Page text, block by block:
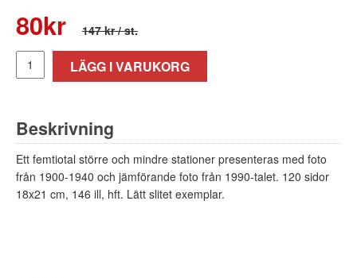
80kr 147 kr/ st.
LÄGG I VARUKORG
Beskrivning
Ett femtiotal större och mindre stationer presenteras med foto
från 1900-1940 och jämförande foto från 1990-talet. 120 sidor
18x21 cm, 146 ill, hft. Lätt slitet exemplar.